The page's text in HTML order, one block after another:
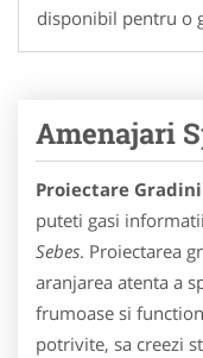
disponibil pentru o
Amenajari
Proiectare Gradini
puteti gasi
Sebes. Proiectarea
aranjarea atenta a
frumoase si
potrivite, sa creezi